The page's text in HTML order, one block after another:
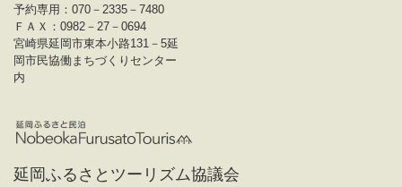
予約専用：070－2335－7480
ＦＡＸ：0982－27－0694
宮崎県延岡市東本小路131－5延
岡市民協働まちづくりセンター
内
延岡ふるさとツーリズム協議会